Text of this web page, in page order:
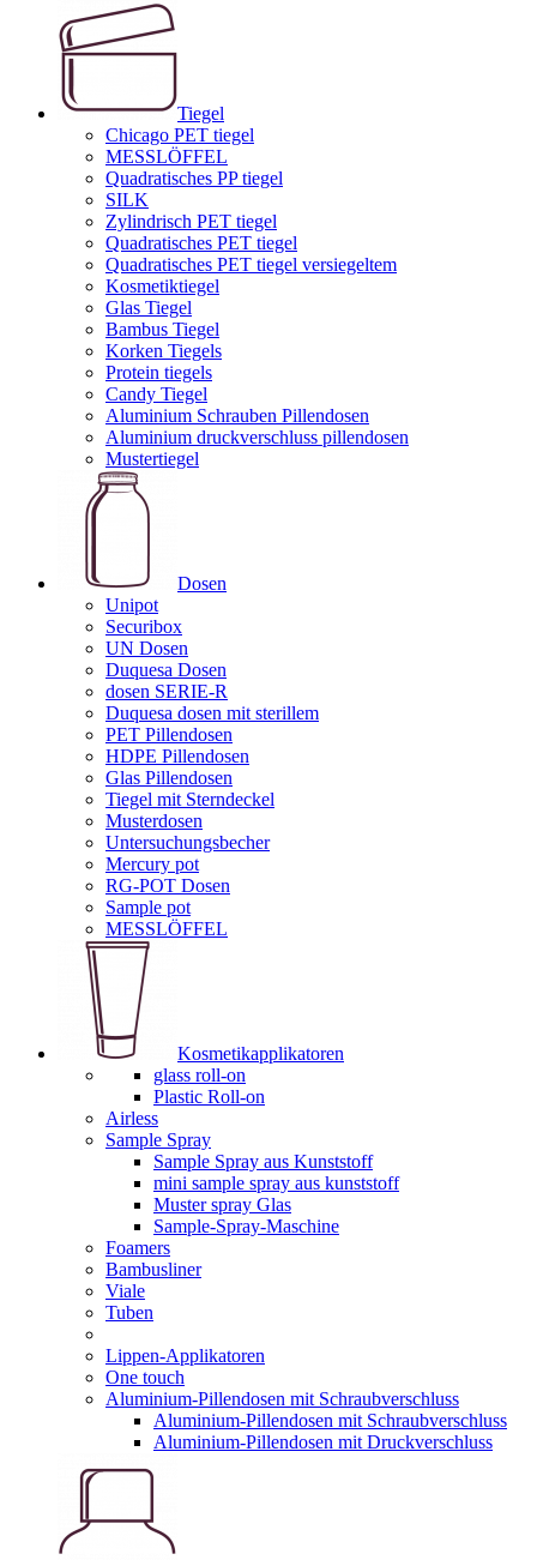
Tiegel
Chicago PET tiegel
MESSLÖFFEL
Quadratisches PP tiegel
SILK
Zylindrisch PET tiegel
Quadratisches PET tiegel
Quadratisches PET tiegel versiegeltem
Kosmetiktiegel
Glas Tiegel
Bambus Tiegel
Korken Tiegels
Protein tiegels
Candy Tiegel
Aluminium Schrauben Pillendosen
Aluminium druckverschluss pillendosen
Mustertiegel
Dosen
Unipot
Securibox
UN Dosen
Duquesa Dosen
dosen SERIE-R
Duquesa dosen mit sterillem
PET Pillendosen
HDPE Pillendosen
Glas Pillendosen
Tiegel mit Sterndeckel
Musterdosen
Untersuchungsbecher
Mercury pot
RG-POT Dosen
Sample pot
MESSLÖFFEL
Kosmetikapplikatoren
glass roll-on
Plastic Roll-on
Airless
Sample Spray
Sample Spray aus Kunststoff
mini sample spray aus kunststoff
Muster spray Glas
Sample-Spray-Maschine
Foamers
Bambusliner
Viale
Tuben
Lippen-Applikatoren
One touch
Aluminium-Pillendosen mit Schraubverschluss
Aluminium-Pillendosen mit Schraubverschluss
Aluminium-Pillendosen mit Druckverschluss